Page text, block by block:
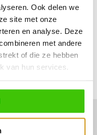
Ook delen we
site met onze
en analyse. Deze
met andere
of die ze hebben
van hun services.